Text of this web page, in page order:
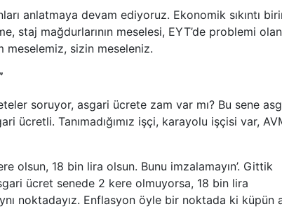
anlatmaya devam ediyoruz. Ekonomik sıkıntı
staj mağdurlarının meselesi, EYT’de problemi olan
meselemiz, sizin meseleniz.
soruyor, asgari ücrete zam var mı? Bu sene
ücretli. Tanımadığımız işçi, karayolu işçisi var,
olsun, 18 bin lira olsun. Bunu imzalamayın’. Gittik
ücret senede 2 kere olmuyorsa, 18 bin lira
noktadayız. Enflasyon öyle bir noktada ki küpün